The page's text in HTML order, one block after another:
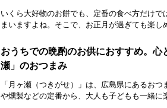
いくら大好物のお餅でも、定番の食べ方だけで
まいますよね。そこで、お正月が過ぎても楽し
おうちでの晩酌のお供におすすめ。心
瀬」のおつまみ
「月ヶ瀬（つきがせ）」は、広島県にあるおつ
や燻製などの定番から、大人も子どもも一緒に